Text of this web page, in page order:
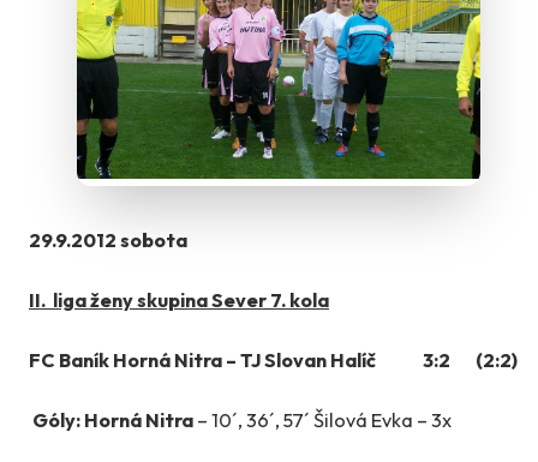
29.9.2012 sobota
II. liga ženy skupina Sever 7. kola
FC Baník Horná Nitra – TJ Slovan Halíč 3:2 (2:2)
Góly: Horná Nitra – 10´, 36´, 57´ Šilová Evka – 3x